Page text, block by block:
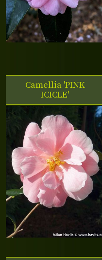
Camellia 'PINK
ICICLE'